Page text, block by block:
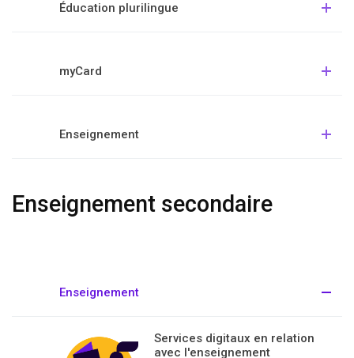
Éducation plurilingue
myCard
Enseignement
Enseignement secondaire
Enseignement
Services digitaux en relation
avec l'enseignement